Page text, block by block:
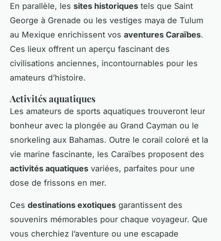
En parallèle, les sites historiques tels que Saint
George à Grenade ou les vestiges maya de Tulum
au Mexique enrichissent vos aventures Caraïbes.
Ces lieux offrent un aperçu fascinant des
civilisations anciennes, incontournables pour les
amateurs d’histoire.
Activités aquatiques
Les amateurs de sports aquatiques trouveront leur
bonheur avec la plongée au Grand Cayman ou le
snorkeling aux Bahamas. Outre le corail coloré et la
vie marine fascinante, les Caraïbes proposent des
activités aquatiques variées, parfaites pour une
dose de frissons en mer.
Ces destinations exotiques garantissent des
souvenirs mémorables pour chaque voyageur. Que
vous cherchiez l’aventure ou une escapade